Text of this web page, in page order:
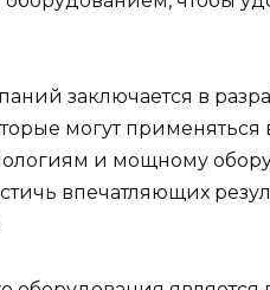
заключается в
могут применяться
и мощному
впечатляющих